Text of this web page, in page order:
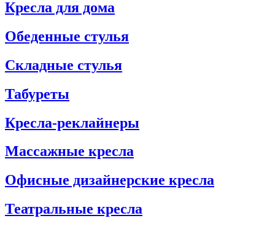
Кресла для дома
Обеденные стулья
Складные стулья
Табуреты
Кресла-реклайнеры
Массажные кресла
Офисные дизайнерские кресла
Театральные кресла